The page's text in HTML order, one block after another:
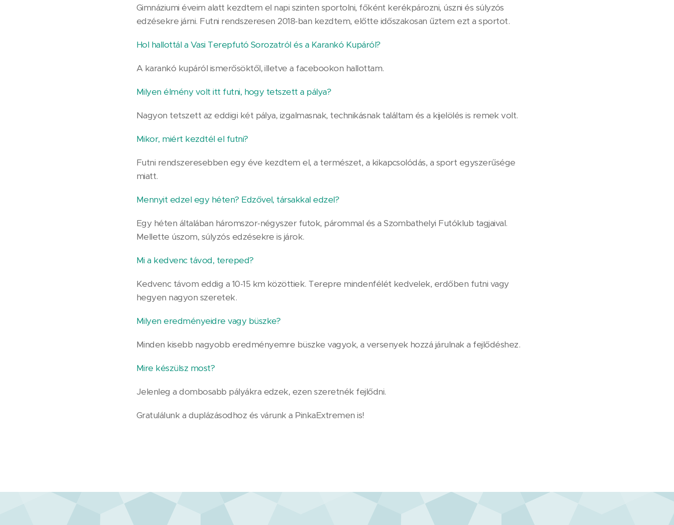
Gimnáziumi éveim alatt kezdtem el napi szinten sportolni, főként kerékpározni, úszni és súlyzós
edzésekre járni. Futni rendszeresen 2018-ban kezdtem, előtte időszakosan űztem ezt a sportot.
Hol hallottál a Vasi Terepfutó Sorozatról és a Karankó Kupáról?
A karankó kupáról ismerősöktől, illetve a facebookon hallottam.
Milyen élmény volt itt futni, hogy tetszett a pálya?
Nagyon tetszett az eddigi két pálya, izgalmasnak, technikásnak találtam és a kijelölés is remek volt.
Mikor, miért kezdtél el futni?
Futni rendszeresebben egy éve kezdtem el, a természet, a kikapcsolódás, a sport egyszerűsége
miatt.
Mennyit edzel egy héten? Edzővel, társakkal edzel?
Egy héten általában háromszor-négyszer futok, párommal és a Szombathelyi Futóklub tagjaival.
Mellette úszom, súlyzós edzésekre is járok.
Mi a kedvenc távod, tereped?
Kedvenc távom eddig a 10-15 km közöttiek. Terepre mindenfélét kedvelek, erdőben futni vagy
hegyen nagyon szeretek.
Milyen eredményeidre vagy büszke?
Minden kisebb nagyobb eredményemre büszke vagyok, a versenyek hozzá járulnak a fejlődéshez.
Mire készülsz most?
Jelenleg a dombosabb pályákra edzek, ezen szeretnék fejlődni.
Gratulálunk a duplázásodhoz és várunk a PinkaExtremen is!